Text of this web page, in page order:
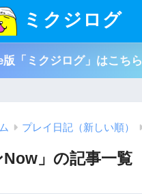
ミクジログ
版「ミクジログ」はこちら
プレイ日記（新しい順）
Now」の記事一覧